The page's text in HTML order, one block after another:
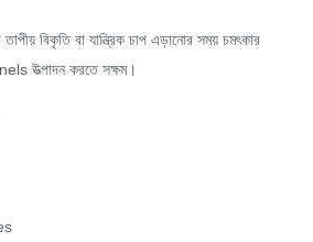
তাপীয় বিকৃতি বা যান্ত্রিক চাপ এড়ানোর সময় চমৎকার
উত্পাদন করতে সক্ষম।